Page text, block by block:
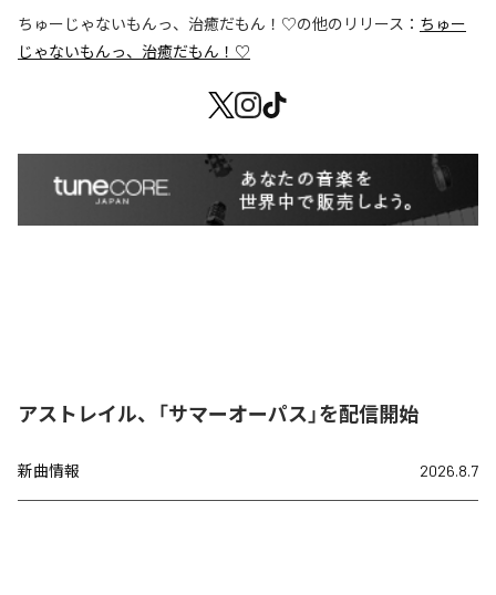
ちゅーじゃないもんっ、治癒だもん！♡の他のリリース： ちゅー
じゃないもんっ、治癒だもん！♡
アストレイル、「サマーオーパス」を配信開始
新曲情報 2026.8.7